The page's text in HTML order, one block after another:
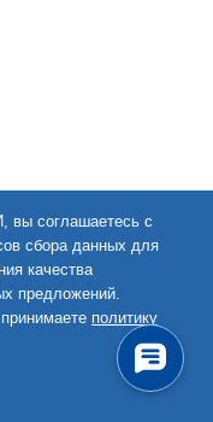
вы соглашаетесь с
сбора данных для
качества
предложений.
политику